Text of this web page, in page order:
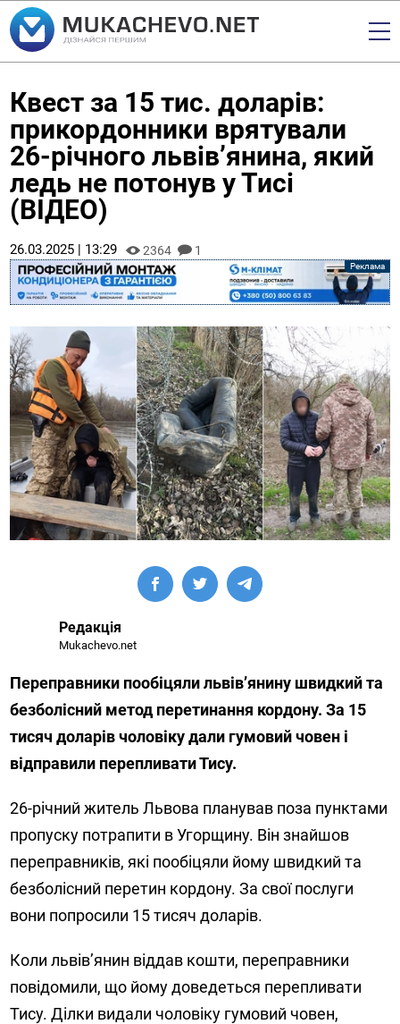
Квест за 15 тис. доларів:
прикордонники врятували
26-річного львівʼянина, який
ледь не потонув у Тисі
(ВІДЕО)
26.03.2025 | 13:29 2364 1
Редакція
Mukachevo.net
Переправники пообіцяли львівʼянину швидкий та
безболісний метод перетинання кордону. За 15
тисяч доларів чоловіку дали гумовий човен і
відправили перепливати Тису.
26-річний житель Львова планував поза пунктами
пропуску потрапити в Угорщину. Він знайшов
переправників, які пообіцяли йому швидкий та
безболісний перетин кордону. За свої послуги
вони попросили 15 тисяч доларів.
Коли львів’янин віддав кошти, переправники
повідомили, що йому доведеться перепливати
Тису. Ділки видали чоловіку гумовий човен,